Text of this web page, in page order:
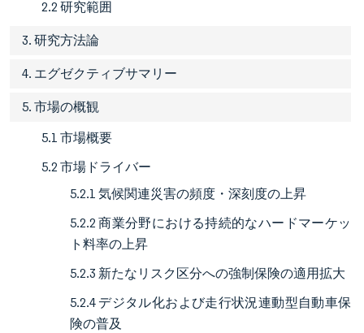
2.2 研究範囲
3. 研究方法論
4. エグゼクティブサマリー
5. 市場の概観
5.1 市場概要
5.2 市場ドライバー
5.2.1 気候関連災害の頻度・深刻度の上昇
5.2.2 商業分野における持続的なハードマーケッ
ト料率の上昇
5.2.3 新たなリスク区分への強制保険の適用拡大
5.2.4 デジタル化および走行状況連動型自動車保
険の普及